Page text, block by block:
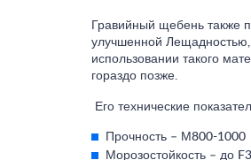
Гравийный щебень также
улучшенной Лещадностью,
использовании такого
гораздо позже.
Его технические
Прочность – М800-1000
Морозостойкость – до